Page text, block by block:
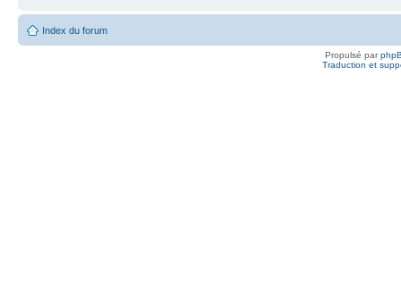
Index du forum
Propulsé par
Traduction et